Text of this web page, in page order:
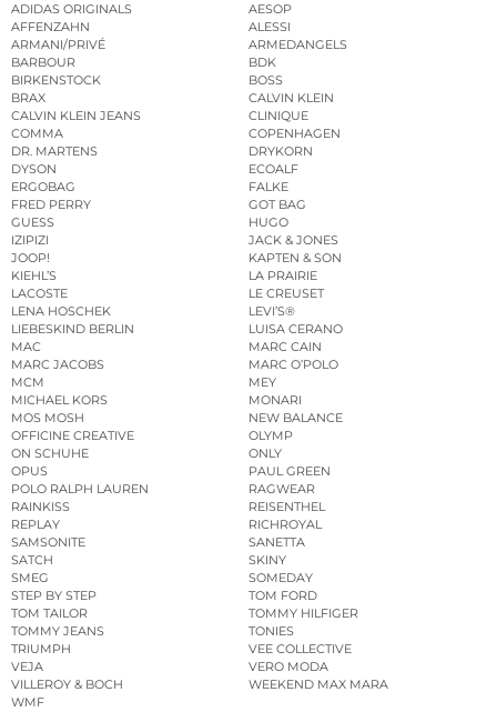
ADIDAS ORIGINALS
AESOP
AFFENZAHN
ALESSI
ARMANI/PRIVÉ
ARMEDANGELS
BARBOUR
BDK
BIRKENSTOCK
BOSS
BRAX
CALVIN KLEIN
CALVIN KLEIN JEANS
CLINIQUE
COMMA
COPENHAGEN
DR. MARTENS
DRYKORN
DYSON
ECOALF
ERGOBAG
FALKE
FRED PERRY
GOT BAG
GUESS
HUGO
IZIPIZI
JACK & JONES
JOOP!
KAPTEN & SON
KIEHL’S
LA PRAIRIE
LACOSTE
LE CREUSET
LENA HOSCHEK
LEVI’S®
LIEBESKIND BERLIN
LUISA CERANO
MAC
MARC CAIN
MARC JACOBS
MARC O’POLO
MCM
MEY
MICHAEL KORS
MONARI
MOS MOSH
NEW BALANCE
OFFICINE CREATIVE
OLYMP
ON SCHUHE
ONLY
OPUS
PAUL GREEN
POLO RALPH LAUREN
RAGWEAR
RAINKISS
REISENTHEL
REPLAY
RICHROYAL
SAMSONITE
SANETTA
SATCH
SKINY
SMEG
SOMEDAY
STEP BY STEP
TOM FORD
TOM TAILOR
TOMMY HILFIGER
TOMMY JEANS
TONIES
TRIUMPH
VEE COLLECTIVE
VEJA
VERO MODA
VILLEROY & BOCH
WEEKEND MAX MARA
WMF